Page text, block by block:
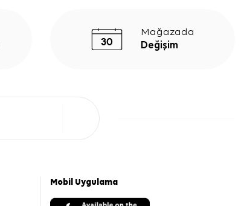
Mağazada
Değişim
Mobil Uygulama